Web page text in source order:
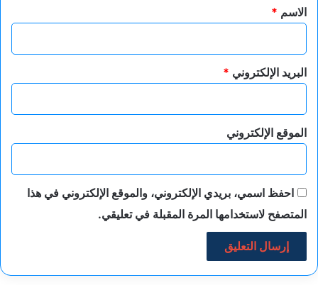
*
الاسم *
البريد الإلكتروني *
الموقع الإلكتروني
احفظ اسمي، بريدي الإلكتروني، والموقع الإلكتروني في هذا
المتصفح لاستخدامها المرة المقبلة في تعليقي.